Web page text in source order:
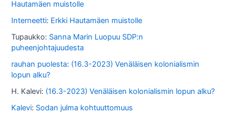
s
a
Hautamäen muistolle
Interneetti: Erkki Hautamäen muistolle
Tupaukko: Sanna Marin Luopuu SDP:n
puheenjohtajuudesta
rauhan puolesta: (16.3-2023) Venäläisen kolonialismin
lopun alku?
H. Kalevi: (16.3-2023) Venäläisen kolonialismin lopun alku?
Kalevi: Sodan julma kohtuuttomuus